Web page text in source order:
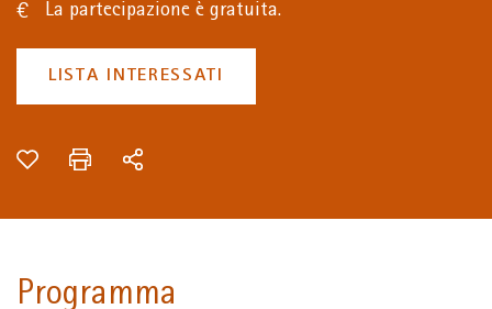
La partecipazione è gratuita.
LISTA INTERESSATI
Programma